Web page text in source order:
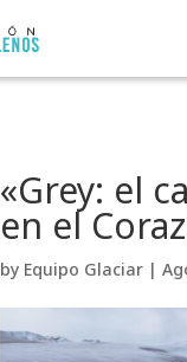
«Grey: el
en el
by Equipo Glaciar|